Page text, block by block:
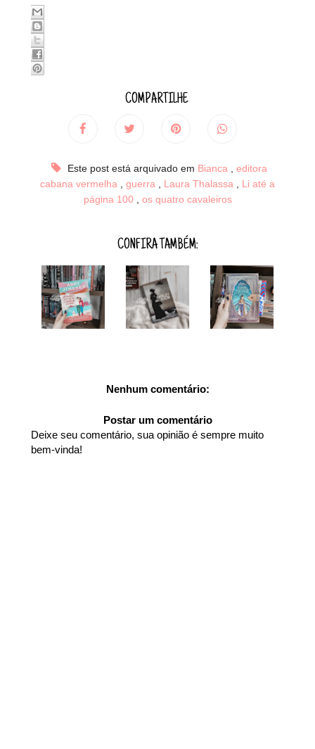
COMPARTILHE
Este post está arquivado em Bianca , editora
cabana vermelha , guerra , Laura Thalassa , Li até a
página 100 , os quatro cavaleiros
CONFIRA TAMBÉM:
Nenhum comentário:
Postar um comentário
Deixe seu comentário, sua opinião é sempre muito
bem-vinda!